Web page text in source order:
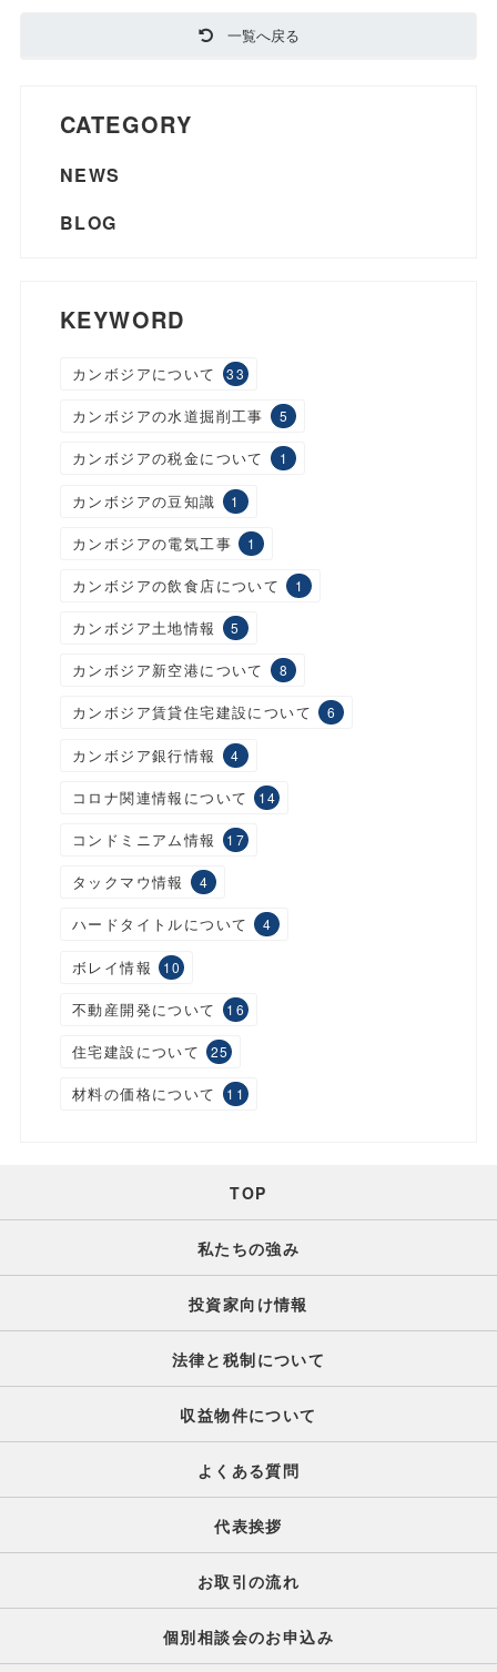
一覧へ戻る
CATEGORY
NEWS
BLOG
KEYWORD
カンボジアについて 33
カンボジアの水道掘削工事 5
カンボジアの税金について 1
カンボジアの豆知識 1
カンボジアの電気工事 1
カンボジアの飲食店について 1
カンボジア土地情報 5
カンボジア新空港について 8
カンボジア賃貸住宅建設について 6
カンボジア銀行情報 4
コロナ関連情報について 14
コンドミニアム情報 17
タックマウ情報 4
ハードタイトルについて 4
ボレイ情報 10
不動産開発について 16
住宅建設について 25
材料の価格について 11
TOP
私たちの強み
投資家向け情報
法律と税制について
収益物件について
よくある質問
代表挨拶
お取引の流れ
個別相談会のお申込み